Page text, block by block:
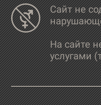
Сайт не
На сайте
услугами